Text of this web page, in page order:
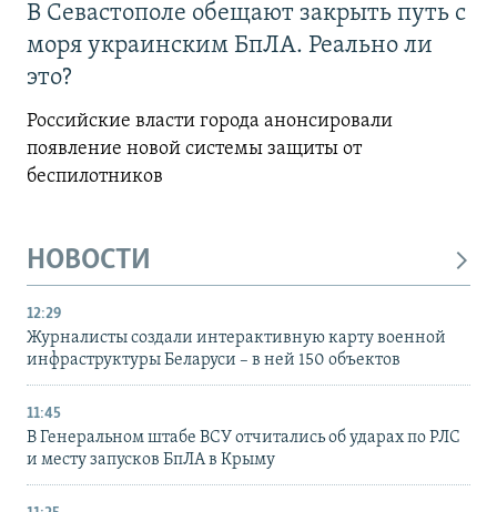
В Севастополе обещают закрыть путь с
моря украинским БпЛА. Реально ли
это?
Российские власти города анонсировали
появление новой системы защиты от
беспилотников
НОВОСТИ
12:29
Журналисты создали интерактивную карту военной
инфраструктуры Беларуси – в ней 150 объектов
11:45
В Генеральном штабе ВСУ отчитались об ударах по РЛС
и месту запусков БпЛА в Крыму